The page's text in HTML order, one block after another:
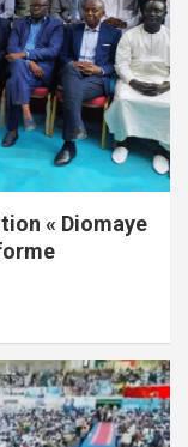
« Diomaye